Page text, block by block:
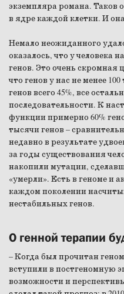
экземпляра романа. Таков
в ядре каждой клетки. И
Немало неожиданного
оказалось, что у человека
генов. Это очень
что генов у нас не менее
генов всего 45%, все
последовательности. К
функции примерно 60%
тысячи генов –
недавно в результате
за годы существования
накопили мутации,
«умерли». Есть в геноме и
каждом поколении
нестабильных генов.
О генной терапии
– Когда был прочитан
вступили в постгеномную
возможности и